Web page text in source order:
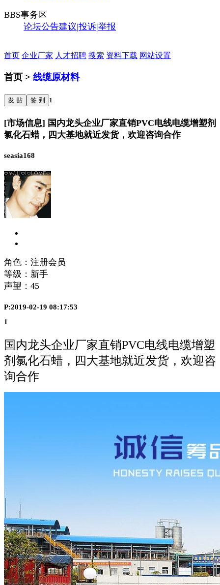
BBS事务区
论坛公告建议|投诉|举报
首页 企业厂家 人才招聘 搜索 资料下载 网站设置
首页 > 线缆原材料
发 贴 签 到 1
[市场信息] 国内龙头企业厂家直销PVC电线电缆增塑剂
氯化石蜡，四大基地就近发货，欢迎咨询合作
seasia168
角色：注册会员
等级：新手
声望： 45
P:2019-02-19 08:17:53
1
国内龙头企业厂家直销PVC电线电缆增塑
剂氯化石蜡，四大基地就近发货，欢迎咨
询合作